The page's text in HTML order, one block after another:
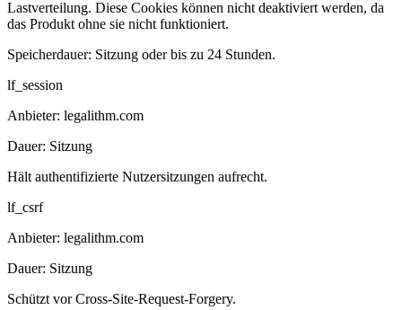
Lastverteilung. Diese Cookies können nicht deaktiviert werden, da
das Produkt ohne sie nicht funktioniert.
Speicherdauer: Sitzung oder bis zu 24 Stunden.
lf_session
Anbieter: legalithm.com
Dauer: Sitzung
Hält authentifizierte Nutzersitzungen aufrecht.
lf_csrf
Anbieter: legalithm.com
Dauer: Sitzung
Schützt vor Cross-Site-Request-Forgery.